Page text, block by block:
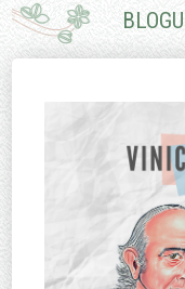
Edmund Burke